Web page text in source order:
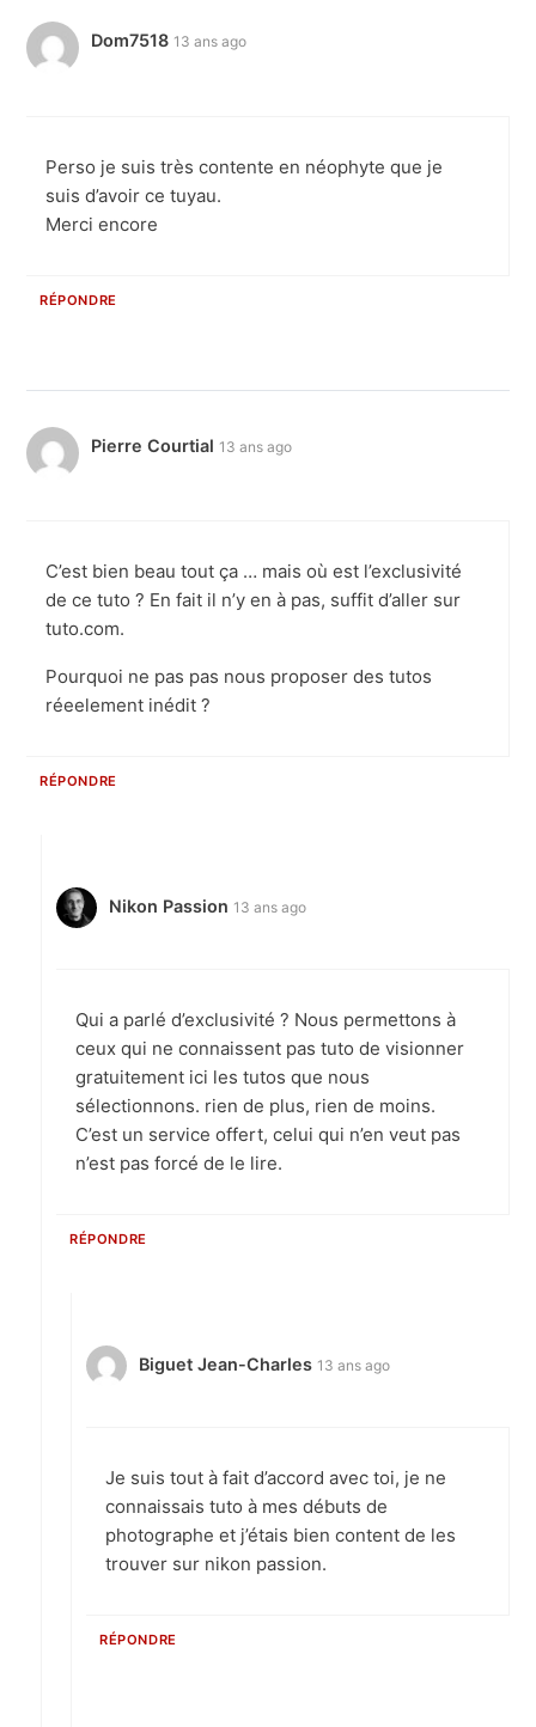
Dom7518 13 ans ago
Perso je suis très contente en néophyte que je
suis d’avoir ce tuyau.
Merci encore
RÉPONDRE
Pierre Courtial 13 ans ago
C’est bien beau tout ça … mais où est l’exclusivité
de ce tuto ? En fait il n’y en à pas, suffit d’aller sur
tuto.com.
Pourquoi ne pas pas nous proposer des tutos
réeelement inédit ?
RÉPONDRE
Nikon Passion 13 ans ago
Qui a parlé d’exclusivité ? Nous permettons à
ceux qui ne connaissent pas tuto de visionner
gratuitement ici les tutos que nous
sélectionnons. rien de plus, rien de moins.
C’est un service offert, celui qui n’en veut pas
n’est pas forcé de le lire.
RÉPONDRE
Biguet Jean-Charles 13 ans ago
Je suis tout à fait d’accord avec toi, je ne
connaissais tuto à mes débuts de
photographe et j’étais bien content de les
trouver sur nikon passion.
RÉPONDRE